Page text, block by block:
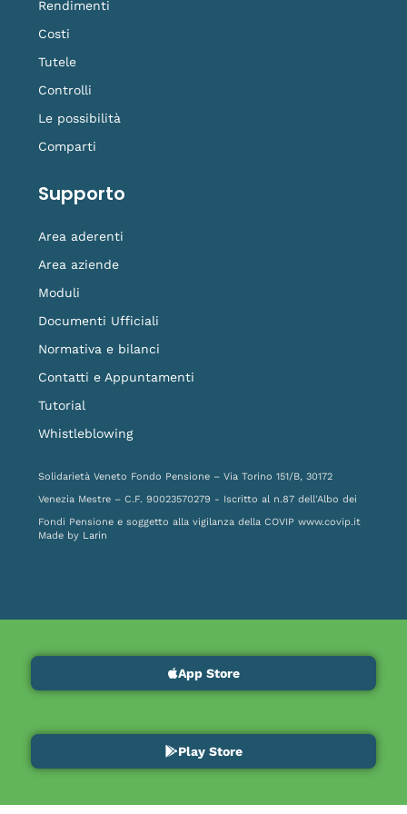
Rendimenti
Costi
Tutele
Controlli
Le possibilità
Comparti
Supporto
Area aderenti
Area aziende
Moduli
Documenti Ufficiali
Normativa e bilanci
Contatti e Appuntamenti
Tutorial
Whistleblowing
Solidarietà Veneto Fondo Pensione – Via Torino 151/B, 30172
Venezia Mestre – C.F. 90023570279 - Iscritto al n.87 dell'Albo dei
Fondi Pensione e soggetto alla vigilanza della COVIP www.covip.it
Made by Larin
App Store
Play Store